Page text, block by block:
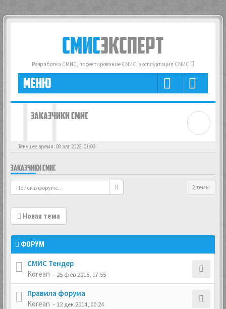
СМИСЭКСПЕРТ
Разработка СМИС, проектирование СМИС, эксплуатация СМИС
МЕНЮ
ЗАКАЗЧИКИ СМИС
Текущее время: 08 авг 2026, 01:03
ЗАКАЗЧИКИ СМИС
2 темы
Новая тема
ФОРУМ
СМИС Тендер
Korean - 25 фев 2015, 17:55
Правила форума
Korean - 12 дек 2014, 00:24